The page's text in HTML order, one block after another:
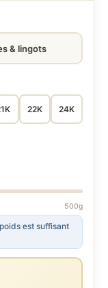
& lingots
22K 24K
500g
est suffisant